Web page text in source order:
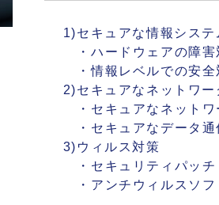
1)セキュアな情報システ
・ハードウェアの障害
・情報レベルでの安全
2)セキュアなネットワー
・セキュアなネットワ
・セキュアなデータ通
3)ウィルス対策
・セキュリティパッチ
・アンチウィルスソフ